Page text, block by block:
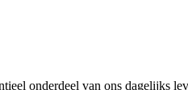
onderdeel van ons dagelijks